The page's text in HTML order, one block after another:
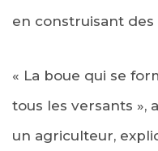
en construisant des
« La boue qui se
tous les versants »,
un agriculteur,